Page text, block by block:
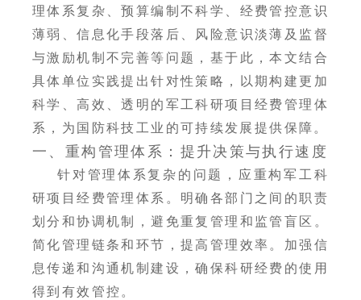
理体系复杂、预算编制不科学、经费管控意识
薄弱、信息化手段落后、风险意识淡薄及监督
与激励机制不完善等问题，基于此，本文结合
具体单位实践提出针对性策略，以期构建更加
科学、高效、透明的军工科研项目经费管理体
系，为国防科技工业的可持续发展提供保障。
一、重构管理体系：提升决策与执行速度
针对管理体系复杂的问题，应重构军工科
研项目经费管理体系。明确各部门之间的职责
划分和协调机制，避免重复管理和监管盲区。
简化管理链条和环节，提高管理效率。加强信
息传递和沟通机制建设，确保科研经费的使用
得到有效管控。